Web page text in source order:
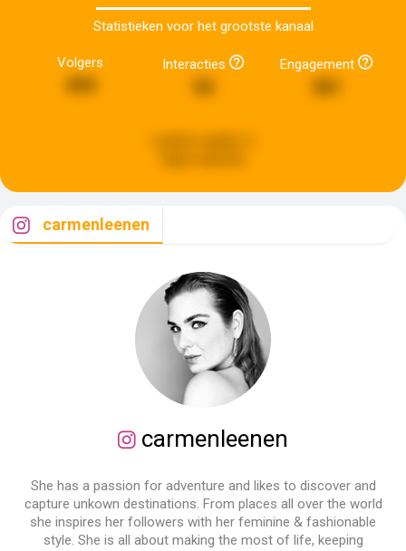
Statistieken voor het grootste kanaal
Volgers Interacties Engagement
carmenleenen
carmenleenen
She has a passion for adventure and likes to discover and
capture unkown destinations. From places all over the world
she inspires her followers with her feminine & fashionable
style. She is all about making the most of life, keeping